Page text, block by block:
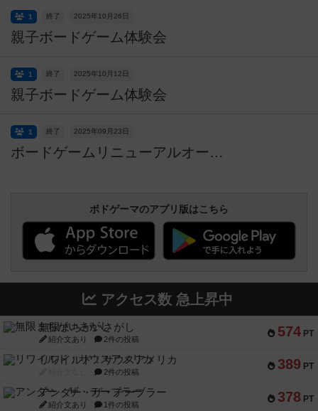
親子ボードゲーム体験会
終了 2025年10月26日
1
親子ボードゲーム体験会
終了 2025年10月12日
1
ボードゲームリニューアルオープン記念 無料体験会
終了 2025年09月23日
1
ボドゲーマのアプリ版はこちら
アクセス数 急上昇中
574 PT
無限まちがいさがし
紹介文あり 2件の投稿
389 PT
リワイルド：サウスアメリカ
2件の投稿
378 PT
アンダー・ザ・テーブラー
紹介文あり 1件の投稿